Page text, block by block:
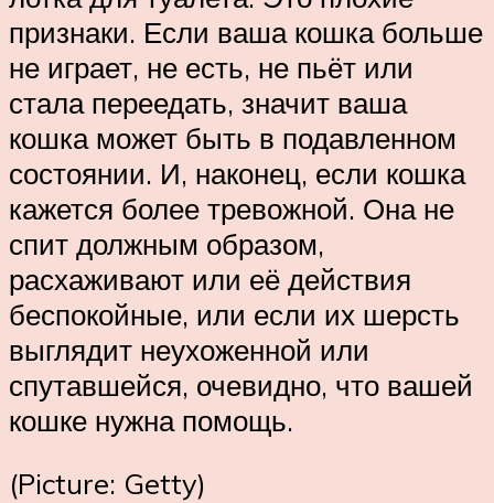
признаки. Если ваша кошка больше
не играет, не есть, не пьёт или
стала переедать, значит ваша
кошка может быть в подавленном
состоянии. И, наконец, если кошка
кажется более тревожной. Она не
спит должным образом,
расхаживают или её действия
беспокойные, или если их шерсть
выглядит неухоженной или
спутавшейся, очевидно, что вашей
кошке нужна помощь.
(Picture: Getty)